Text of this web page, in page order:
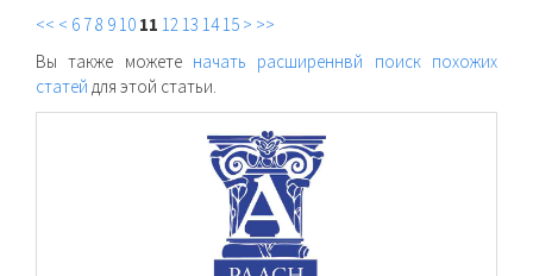
<< < 6 78 9 10 11 12 13 14 15 > >>
Вы также можете начать расширеннвй поиск похожих
статей для этой статьи.